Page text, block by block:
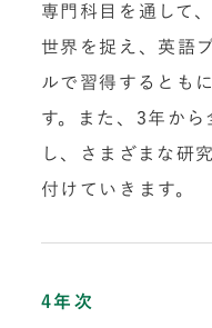
専門科目を通して
世界を捉え、英語
ルで習得するとも
す。また、3年か
し、さまざまな研
付けていきます。
4年次